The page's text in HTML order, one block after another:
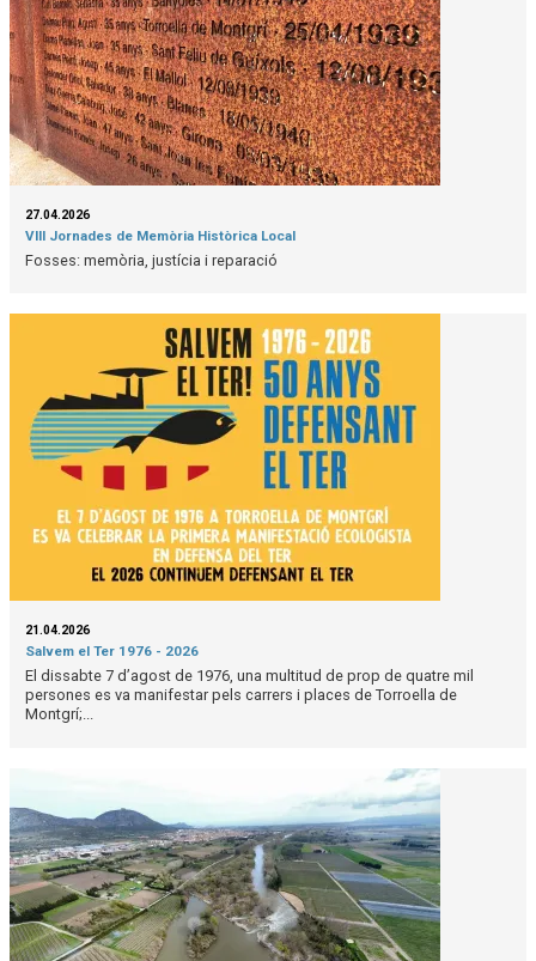
27.04.2026
VIII Jornades de Memòria Històrica Local
Fosses: memòria, justícia i reparació
21.04.2026
Salvem el Ter 1976 - 2026
El dissabte 7 d’agost de 1976, una multitud de prop de quatre mil
persones es va manifestar pels carrers i places de Torroella de
Montgrí;...